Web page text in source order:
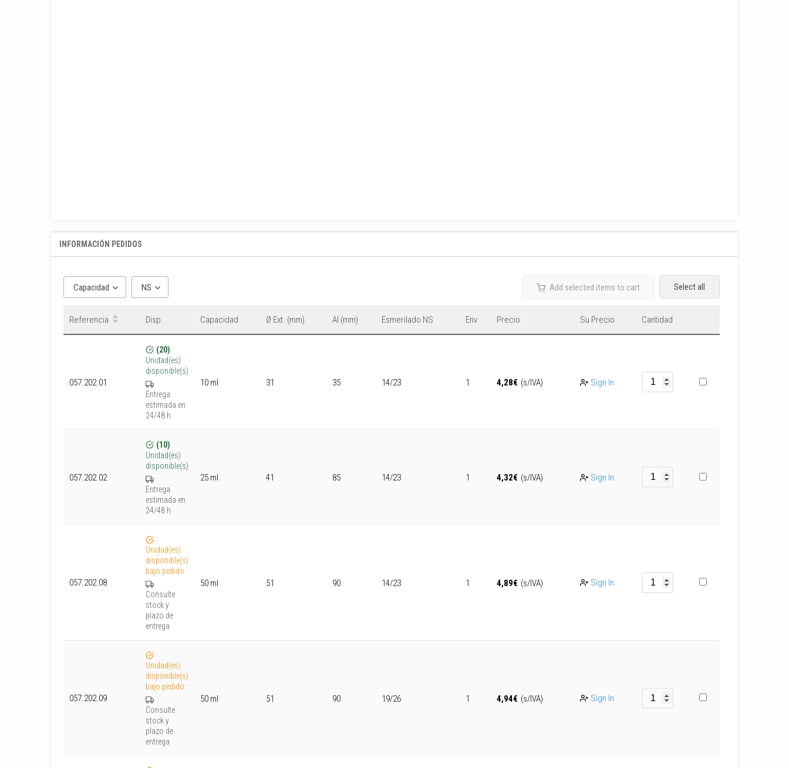
INFORMACIÓN PEDIDOS
Capacidad NS Add selected items to cart Select all
Referencia Disp. Capacidad Ø Ext. (mm) Al (mm) Esmerilado NS Env Precio Su Precio Cantidad
057.202.01
(20)
Unidad(es)
disponible(s)
Entrega
estimada en
24/48 h
10 ml 31 35 14/23 1 4,28€ (s/IVA) Sign In
057.202.02
(10)
Unidad(es)
disponible(s)
Entrega
estimada en
24/48 h
25 ml 41 85 14/23 1 4,32€ (s/IVA) Sign In
057.202.08
Unidad(es)
disponible(s)
bajo pedido
Consulte
stock y
plazo de
entrega
50 ml 51 90 14/23 1 4,89€ (s/IVA) Sign In
057.202.09
Unidad(es)
disponible(s)
bajo pedido
Consulte
stock y
plazo de
entrega
50 ml 51 90 19/26 1 4,94€ (s/IVA) Sign In